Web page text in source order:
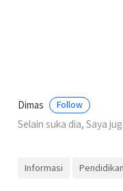
Dimas Follow
Selain suka dia, Saya
Informasi Pendidikan